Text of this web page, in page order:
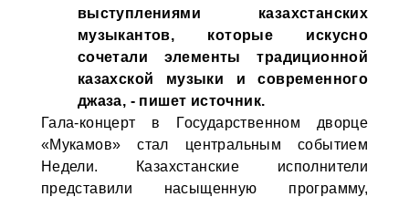
выступлениями казахстанских
музыкантов, которые искусно
сочетали элементы традиционной
казахской музыки и современного
джаза, - пишет источник.
Гала-концерт в Государственном дворце
«Мукамов» стал центральным событием
Недели. Казахстанские исполнители
представили насыщенную программу,